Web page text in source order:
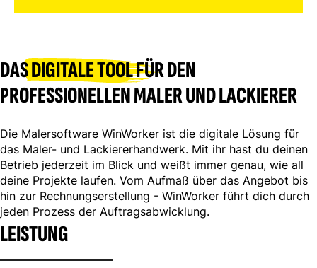
DASDIGITALE TOOLFÜR DEN
PROFESSIONELLEN MALER UND LACKIERER
Die Malersoftware WinWorker ist die digitale Lösung für
das Maler- und Lackiererhandwerk. Mit ihr hast du deinen
Betrieb jederzeit im Blick und weißt immer genau, wie all
deine Projekte laufen. Vom Aufmaß über das Angebot bis
hin zur Rechnungserstellung - WinWorker führt dich durch
jeden Prozess der Auftragsabwicklung.
LEISTUNG